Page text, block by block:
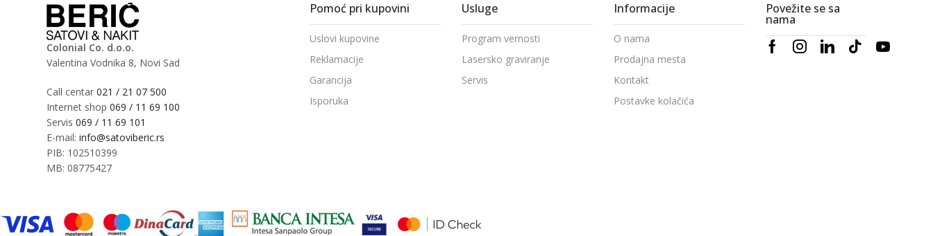
Colonial Co. d.o.o.
Valentina Vodnika 8, Novi Sad
Call centar021 / 21 07 500
Internet shop069 / 11 69 100
Servis069 / 11 69 101
E-mail:info@satoviberic.rs
PIB: 102510399
MB: 08775427
Pomoć pri kupovini
Uslovi kupovine
Reklamacije
Garancija
Isporuka
Usluge
Program vernosti
Lasersko graviranje
Servis
Informacije
O nama
Prodajna mesta
Kontakt
Postavke kolačića
Povežite se sa
nama